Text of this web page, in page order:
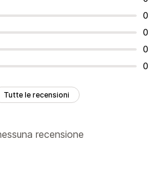
0
0
0
0
Tutte le recensioni
recensione